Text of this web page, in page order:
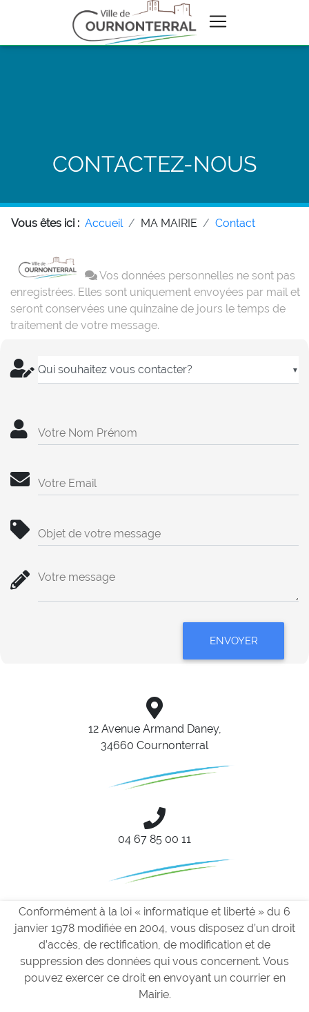
CONTACTEZ-NOUS
Vous êtes ici : Accueil MA MAIRIE Contact
Vos données personnelles ne sont pas
enregistrées. Elles sont uniquement envoyées par mail et
seront conservées une quinzaine de jours le temps de
traitement de votre message.
▼
Votre Nom Prénom
Votre Email
Objet de votre message
Votre message
ENVOYER
12 Avenue Armand Daney,
34660 Cournonterral
04 67 85 00 11
Conformément à la loi « informatique et liberté » du 6
janvier 1978 modifiée en 2004, vous disposez d’un droit
d’accès, de rectification, de modification et de
suppression des données qui vous concernent. Vous
pouvez exercer ce droit en envoyant un courrier en
Mairie.